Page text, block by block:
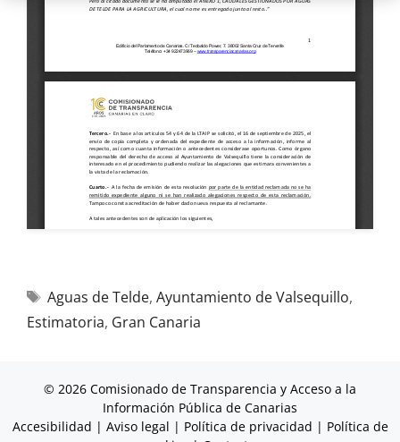
Aguas de Telde, Ayuntamiento de Valsequillo,
Estimatoria, Gran Canaria
© 2026 Comisionado de Transparencia y Acceso a la
Información Pública de Canarias
Accesibilidad | Aviso legal | Política de privacidad | Política de